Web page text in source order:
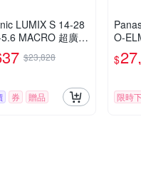
LUMIX S 14-28
MACRO 超廣角
公司貨 S-R1428
$23,828
券 贈品
O-
8
焦鏡
$
限時